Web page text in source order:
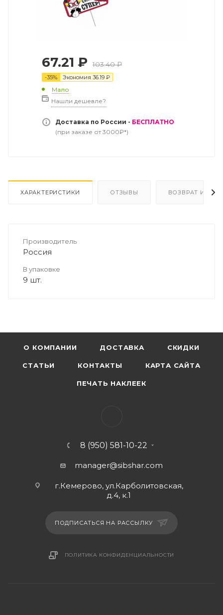
67.21 ₽ 103.40₽
-35% Экономия 36.19 ₽
Мало
Нашли дешевле?
Доставка по России - БЕСПЛАТНО
(при заказе от 3000₽*)
ХАРАКТЕРИСТИКИ ОТЗЫВЫ ВОЗВРАТ И
Производитель
Россия
В упаковке
9 шт.
О КОМПАНИИ ДОСТАВКА СКИДКИ
СТАТЬИ КОНТАКТЫ КАРТА САЙТА
ПЕЧАТЬ НАКЛЕЕК
8 (950) 581-10-22
manager@sibshar.com
г.Кемерово, ул.Карболитовская,
д.4, к.1
ПОДПИСАТЬСЯ НА РАССЫЛКУ
ПОЛИТИКА КОНФИДЕНЦИАЛЬНОСТИ